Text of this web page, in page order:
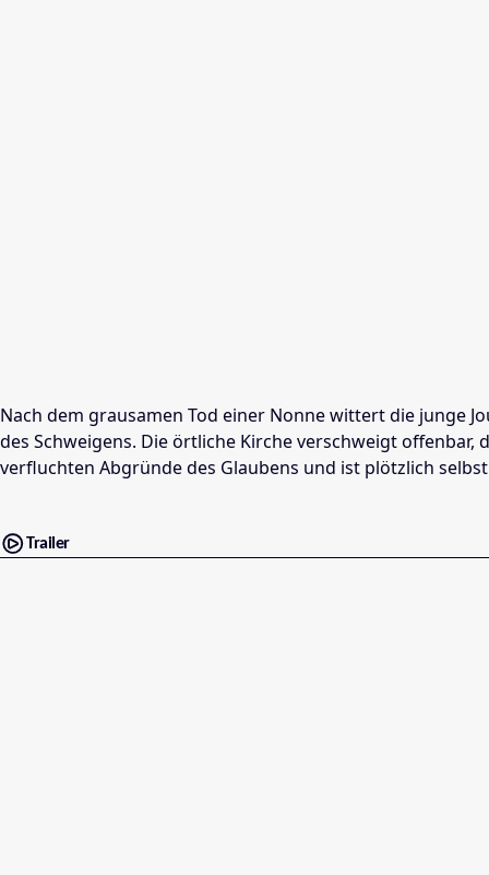
Nach dem grausamen Tod einer Nonne wittert die junge
des Schweigens. Die örtliche Kirche verschweigt
verfluchten Abgründe des Glaubens und ist plötzlich
Trailer